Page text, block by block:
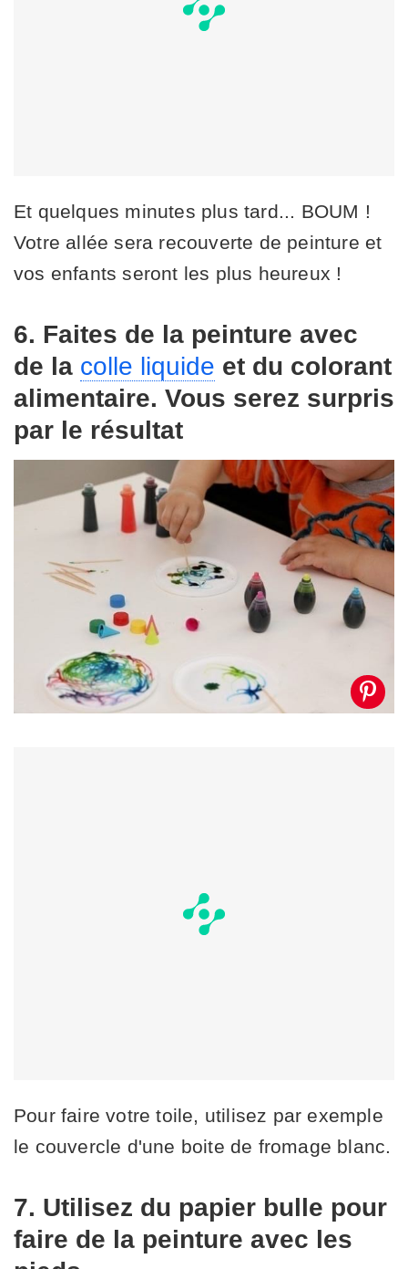
Et quelques minutes plus tard... BOUM !
Votre allée sera recouverte de peinture et
vos enfants seront les plus heureux !
6. Faites de la peinture avec
de la colle liquide et du colorant
alimentaire. Vous serez surpris
par le résultat
Pour faire votre toile, utilisez par exemple
le couvercle d'une boite de fromage blanc.
7. Utilisez du papier bulle pour
faire de la peinture avec les